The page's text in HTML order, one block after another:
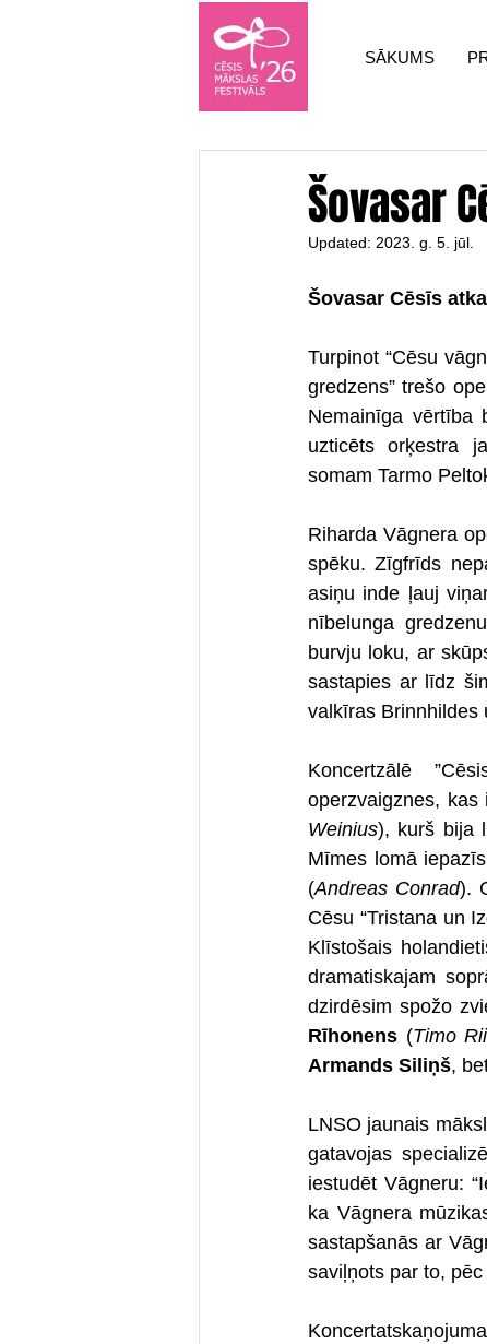
SĀKUMS
Šovasar
Updated: 2023. g. 5. jūl.
Šovasar Cēsīs
Turpinot “Cēsu
gredzens” trešo
Nemainīga vērtība
uzticēts orķestra
somam Tarmo
Riharda Vāgnera
spēku. Zīgfrīds
asiņu inde ļauj
nībelunga
burvju loku, ar
sastapies ar līdz
valkīras Brinnhildes
Koncertzālē
operzvaigznes,
Weinius), kurš bija
Mīmes lomā
(Andreas Conrad).
Cēsu “Tristana un
Klīstošais
dramatiskajam
dzirdēsim spožo
Rīhonens (Timo
Armands Siliņš,
LNSO jaunais
gatavojas
iestudēt Vāgneru:
ka Vāgnera
sastapšanās ar
saviļņots par to,